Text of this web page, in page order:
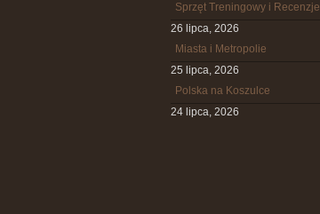
Sprzęt Treningowy i Recenzje
26 lipca, 2026
Miasta i Metropolie
25 lipca, 2026
Polska na Koszulce
24 lipca, 2026